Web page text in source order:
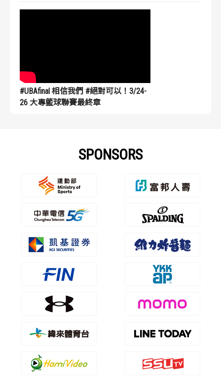
#UBAfinal 相信我們 #絕對可以！3/24-
26 大專籃球聯賽最終章
SPONSORS